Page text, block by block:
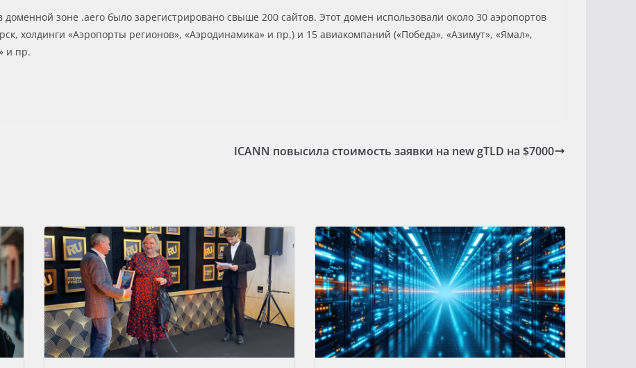
зоне .aero было зарегистрировано свыше 200 сайтов. Этот домен использовали около 30 аэропортов
холдинги «Аэропорты регионов», «Аэродинамика» и пр.) и 15 авиакомпаний («Победа», «Азимут», «Ямал»,
и пр.
ICANN повысила стоимость заявки на new gTLD на $7000